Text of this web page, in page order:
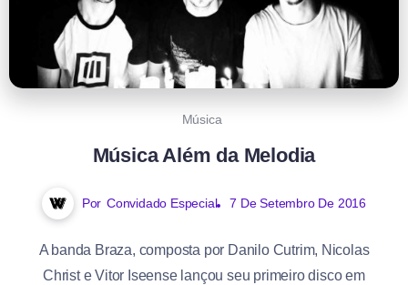
Música
Música Além da Melodia
Por Convidado Especial 7 De Setembro De 2016
A banda Braza, composta por Danilo Cutrim, Nicolas
Christ e Vitor Iseense lançou seu primeiro disco em